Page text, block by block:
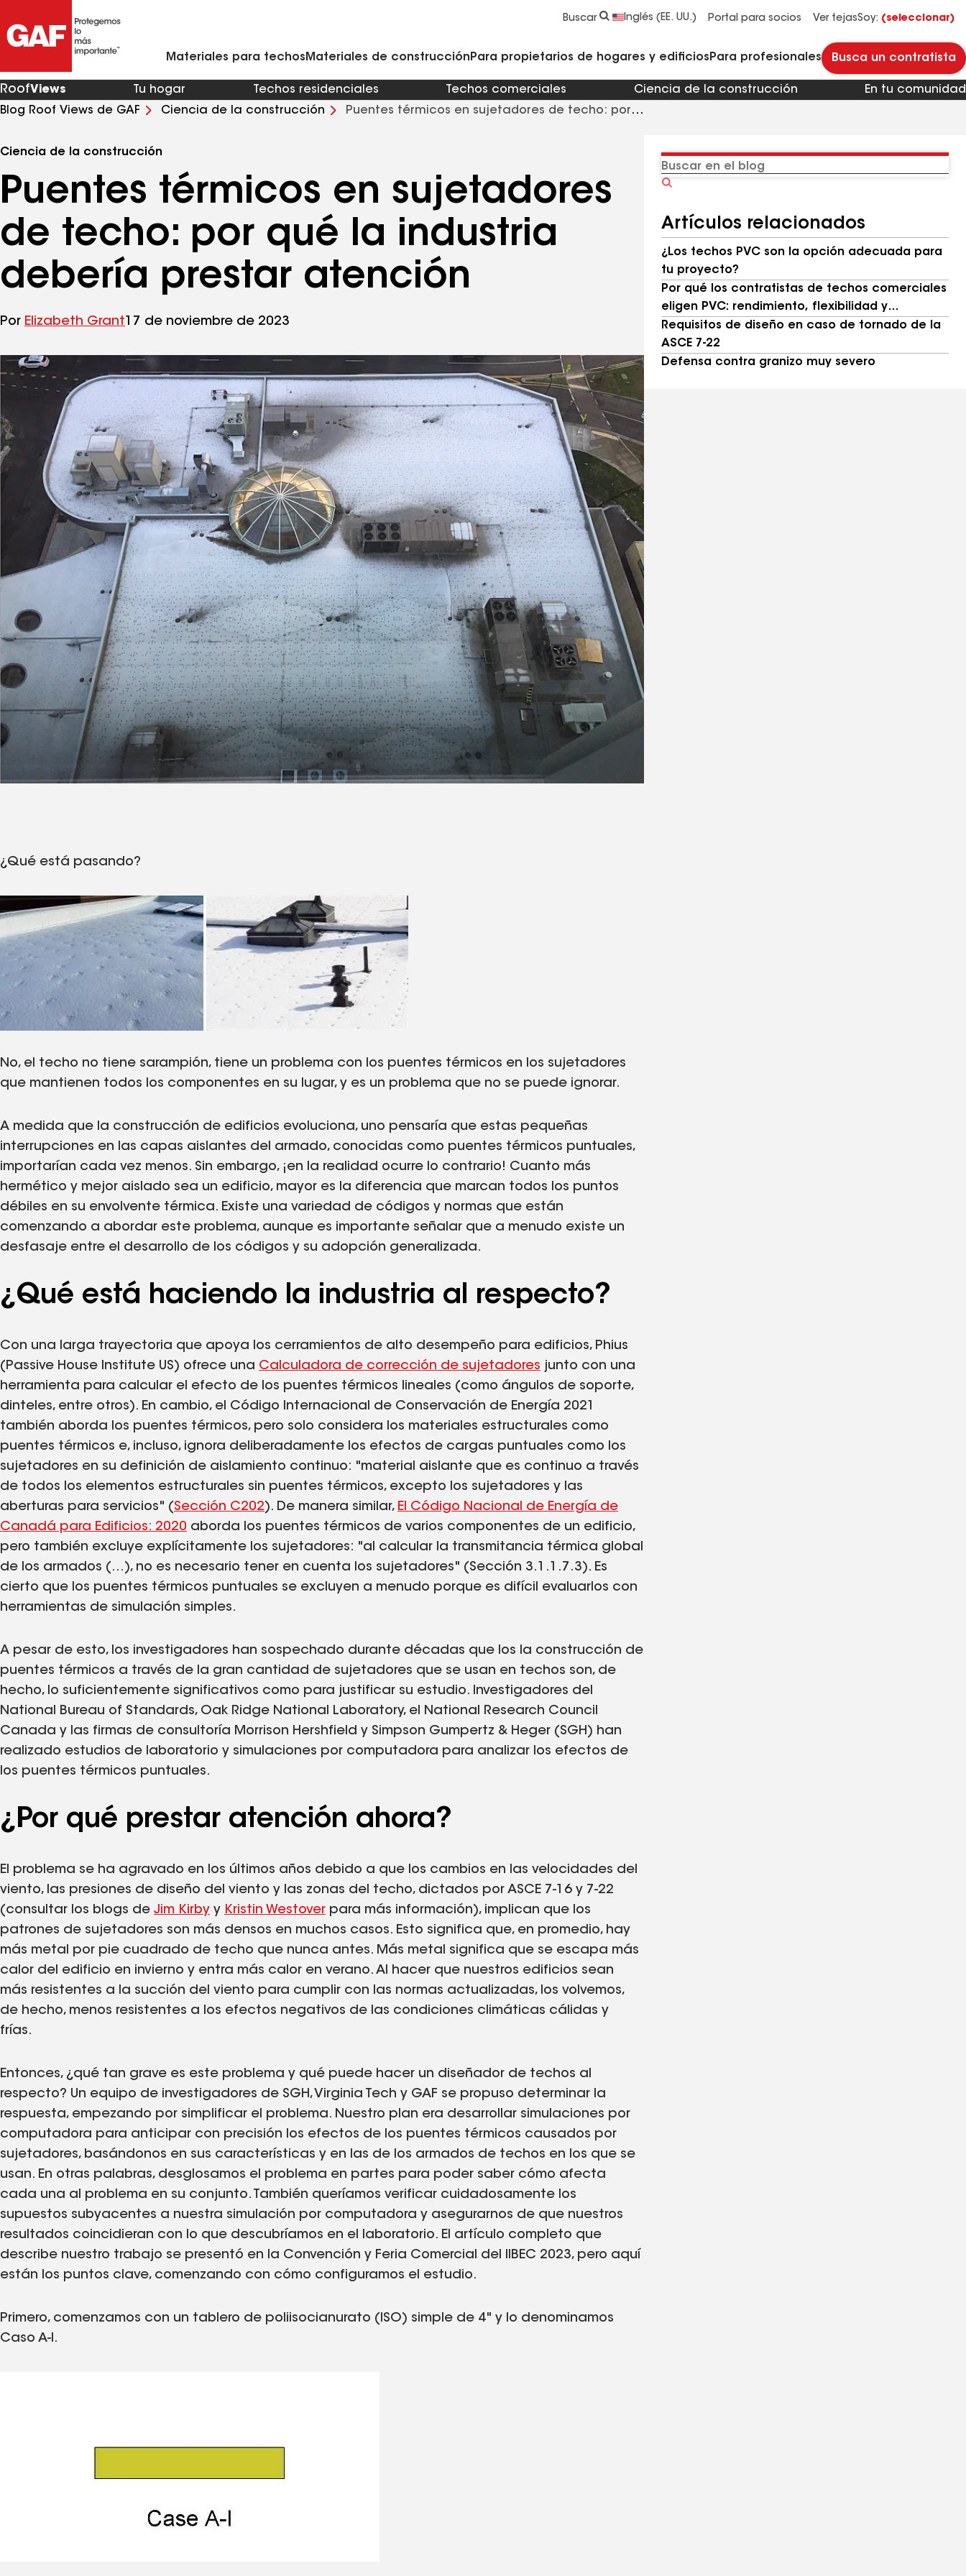
Buscar Inglés (EE. UU.) Portal para socios Ver tejasSoy: (seleccionar)
Materiales para techos Materiales de construcción Para propietarios de hogares y edificios Para profesionales Busca un contratista
RoofViews Tu hogar Techos residenciales Techos comerciales Ciencia de la construcción
En tu comunidad
Blog Roof Views de GAF
Ciencia de la construcción
Puentes térmicos en sujetadores de techo: por
Ciencia de la construcción
Puentes térmicos en sujetadores
de techo: por qué la industria
debería prestar atención
Por Elizabeth Grant 17 de noviembre de 2023
¿Qué está pasando?
No, el techo no tiene sarampión, tiene un problema con los puentes térmicos en los sujetadores
que mantienen todos los componentes en su lugar, y es un problema que no se puede ignorar.
A medida que la construcción de edificios evoluciona, uno pensaría que estas pequeñas
interrupciones en las capas aislantes del armado, conocidas como puentes térmicos puntuales,
importarían cada vez menos. Sin embargo, ¡en la realidad ocurre lo contrario! Cuanto más
hermético y mejor aislado sea un edificio, mayor es la diferencia que marcan todos los puntos
débiles en su envolvente térmica. Existe una variedad de códigos y normas que están
comenzando a abordar este problema, aunque es importante señalar que a menudo existe un
desfasaje entre el desarrollo de los códigos y su adopción generalizada.
¿Qué está haciendo la industria al respecto?
Con una larga trayectoria que apoya los cerramientos de alto desempeño para edificios, Phius
(Passive House Institute US) ofrece una Calculadora de corrección de sujetadores junto con una
herramienta para calcular el efecto de los puentes térmicos lineales (como ángulos de soporte,
dinteles, entre otros). En cambio, el Código Internacional de Conservación de Energía 2021
también aborda los puentes térmicos, pero solo considera los materiales estructurales como
puentes térmicos e, incluso, ignora deliberadamente los efectos de cargas puntuales como los
sujetadores en su definición de aislamiento continuo: "material aislante que es continuo a través
de todos los elementos estructurales sin puentes térmicos, excepto los sujetadores y las
aberturas para servicios" (Sección C202). De manera similar, El Código Nacional de Energía de
Canadá para Edificios: 2020 aborda los puentes térmicos de varios componentes de un edificio,
pero también excluye explícitamente los sujetadores: "al calcular la transmitancia térmica global
de los armados (…), no es necesario tener en cuenta los sujetadores" (Sección 3.1.1.7.3). Es
cierto que los puentes térmicos puntuales se excluyen a menudo porque es difícil evaluarlos con
herramientas de simulación simples.
A pesar de esto, los investigadores han sospechado durante décadas que los la construcción de
puentes térmicos a través de la gran cantidad de sujetadores que se usan en techos son, de
hecho, lo suficientemente significativos como para justificar su estudio. Investigadores del
National Bureau of Standards, Oak Ridge National Laboratory, el National Research Council
Canada y las firmas de consultoría Morrison Hershfield y Simpson Gumpertz & Heger (SGH) han
realizado estudios de laboratorio y simulaciones por computadora para analizar los efectos de
los puentes térmicos puntuales.
¿Por qué prestar atención ahora?
El problema se ha agravado en los últimos años debido a que los cambios en las velocidades del
viento, las presiones de diseño del viento y las zonas del techo, dictados por ASCE 7-16 y 7-22
(consultar los blogs de Jim Kirby y Kristin Westover para más información), implican que los
patrones de sujetadores son más densos en muchos casos. Esto significa que, en promedio, hay
más metal por pie cuadrado de techo que nunca antes. Más metal significa que se escapa más
calor del edificio en invierno y entra más calor en verano. Al hacer que nuestros edificios sean
más resistentes a la succión del viento para cumplir con las normas actualizadas, los volvemos,
de hecho, menos resistentes a los efectos negativos de las condiciones climáticas cálidas y
frías.
Entonces, ¿qué tan grave es este problema y qué puede hacer un diseñador de techos al
respecto? Un equipo de investigadores de SGH, Virginia Tech y GAF se propuso determinar la
respuesta, empezando por simplificar el problema. Nuestro plan era desarrollar simulaciones por
computadora para anticipar con precisión los efectos de los puentes térmicos causados por
sujetadores, basándonos en sus características y en las de los armados de techos en los que se
usan. En otras palabras, desglosamos el problema en partes para poder saber cómo afecta
cada una al problema en su conjunto. También queríamos verificar cuidadosamente los
supuestos subyacentes a nuestra simulación por computadora y asegurarnos de que nuestros
resultados coincidieran con lo que descubríamos en el laboratorio. El artículo completo que
describe nuestro trabajo se presentó en la Convención y Feria Comercial del IIBEC 2023, pero aquí
están los puntos clave, comenzando con cómo configuramos el estudio.
Primero, comenzamos con un tablero de poliisocianurato (ISO) simple de 4" y lo denominamos
Caso A-I.
Buscar
el
blog
Artículos relacionados
¿Los techos PVC son la opción adecuada para
tu proyecto?
Por qué los contratistas de techos comerciales
eligen PVC: rendimiento, flexibilidad y
conveniencia
Requisitos de diseño en caso de tornado de la
ASCE 7-22
Defensa contra granizo muy severo